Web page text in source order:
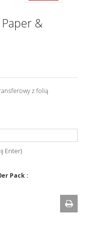
&
z folią
Enter)
Pack :